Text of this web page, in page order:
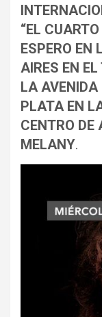
“EL
ESPERO EN
AIRES EN
LA AVENIDA
PLATA EN
CENTRO DE
MELANY.